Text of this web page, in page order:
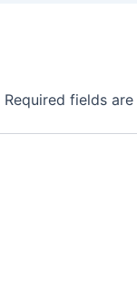
Required fields